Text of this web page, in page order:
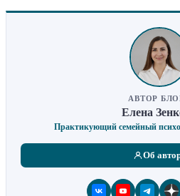
АВТОР
Елена
Практикующий семейный
Об